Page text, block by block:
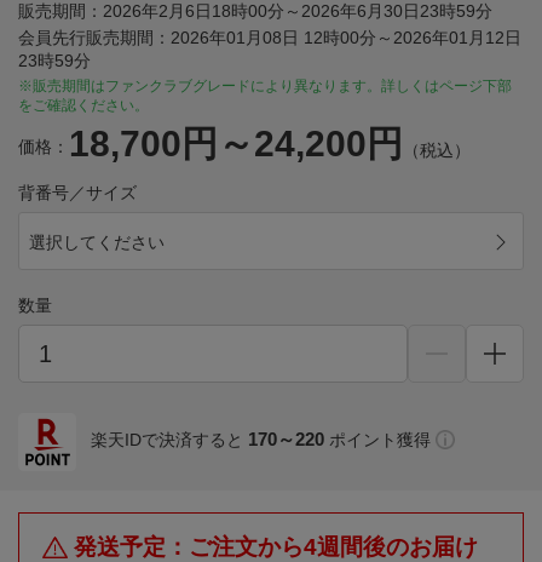
販売期間：2026年2月6日18時00分～2026年6月30日23時59分
会員先行販売期間：2026年01月08日 12時00分～2026年01月12日
23時59分
※販売期間はファンクラブグレードにより異なります。詳しくはページ下部
をご確認ください。
価格： 18,700円～24,200円 （税込）
背番号／サイズ
選択してください
数量
楽天IDで決済すると 170～220 ポイント獲得
発送予定：ご注文から4週間後のお届け